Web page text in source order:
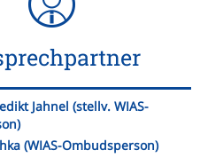
Jahnel (stellv. WIAS-
(WIAS-Ombudsperson)